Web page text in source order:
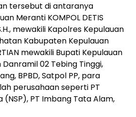
tersebut di antaranya
Meranti KOMPOL DETIS
mewakili Kapolres Kepulauan
Kabupaten Kepulauan
mewakili Bupati Kepulauan
02 Tebing Tinggi,
BPBD, Satpol PP, para
perusahaan seperti PT
(NSP), PT Imbang Tata Alam,